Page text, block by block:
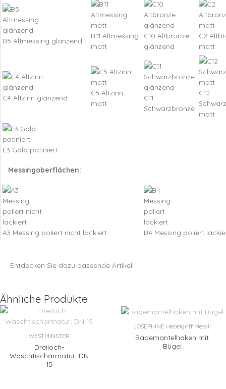
B5 Altmessing glänzend
B11 Altmessing
matt
C10 Altbronze
glänzend
C2
matt
C4 Altzinn glänzend
C5 Altzinn
matt
C11
Schwarzbronze
C12
matt
E3 Gold patiniert
Messingoberflächen:
A3 Messing poliert nicht lackiert B4 Messing poliert
Entdecken Sie dazu passende Artikel:
Ähnliche Produkte
WESTMINSTER
Dreiloch-
Waschtischarmatur, DN
15
JOSEPHINE Hebelgriff Metall
Bademantelhaken mit
Bügel